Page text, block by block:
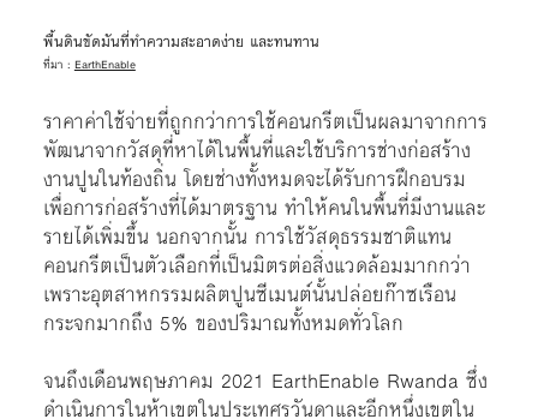
พื้นดินขัดมันที่ทำความสะอาดง่าย และทนทาน
ที่มา : EarthEnable
ราคาค่าใช้จ่ายที่ถูกกว่าการใช้คอนกรีตเป็นผลมาจากการ
พัฒนาจากวัสดุที่หาได้ในพื้นที่และใช้บริการช่างก่อสร้าง
งานปูนในท้องถิ่น โดยช่างทั้งหมดจะได้รับการฝึกอบรม
เพื่อการก่อสร้างที่ได้มาตรฐาน ทำให้คนในพื้นที่มีงานและ
รายได้เพิ่มขึ้น นอกจากนั้น การใช้วัสดุธรรมชาติแทน
คอนกรีตเป็นตัวเลือกที่เป็นมิตรต่อสิ่งแวดล้อมมากกว่า
เพราะอุตสาหกรรมผลิตปูนซีเมนต์นั้นปล่อยก๊าซเรือน
กระจกมากถึง 5% ของปริมาณทั้งหมดทั่วโลก
จนถึงเดือนพฤษภาคม 2021 EarthEnable Rwanda ซึ่ง
ดำเนินการในห้าเขตในประเทศรวันดาและอีกหนึ่งเขตใน